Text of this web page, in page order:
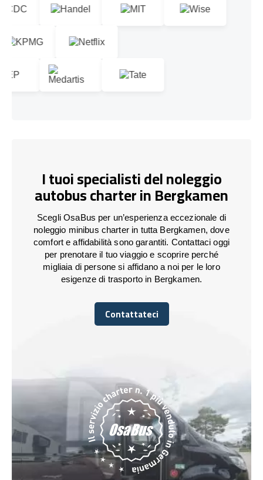
I tuoi specialisti del noleggio
autobus charter in Bergkamen
Scegli OsaBus per un’esperienza eccezionale di
noleggio minibus charter in tutta Bergkamen, dove
comfort e affidabilità sono garantiti. Contattaci oggi
per prenotare il tuo viaggio e scoprire perché
migliaia di persone si affidano a noi per le loro
esigenze di trasporto in Bergkamen.
Contattateci
Contattateci